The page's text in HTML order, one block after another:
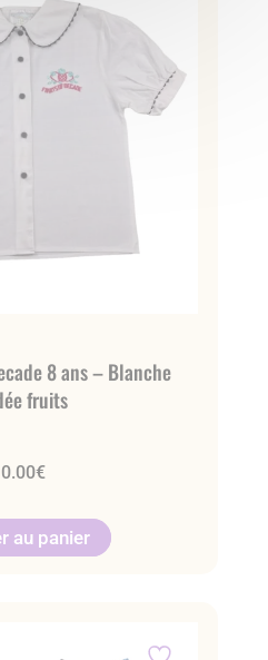
8 ans – Blanche
fruits
€
au panier